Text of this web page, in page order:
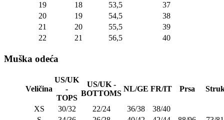
19
18 53,5
37
20
19 54,5
38
21
20 55,5
39
22
21 56,5 40
Muška odeća
Veličina
US/UK
-
TOPS
US/UK -
BOTTOMS
NL/GE FR/IT Prsa
XS 30/32 22/24 36/38
38/40